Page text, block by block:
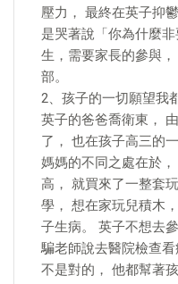
壓力， 最終在英子抑
是哭著說「你為什麼
生，需要家長的參與
部。
2、孩子的一切願望我
英子的爸爸喬衛東，
了， 也在孩子高三的
媽媽的不同之處在於
高， 就買來了一整套
學， 想在家玩兒積木
子生病。 英子不想去
騙老師說去醫院檢查
不是對的， 他都幫著孩